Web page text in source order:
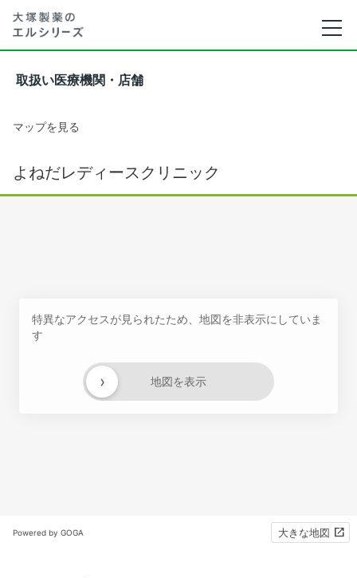
取扱い医療機関・店舗
マップを見る
よねだレディースクリニック
特異なアクセスが見られたため、地図を非表示にしていま
す
地図を表示
›
Powered by GOGA 大きな地図